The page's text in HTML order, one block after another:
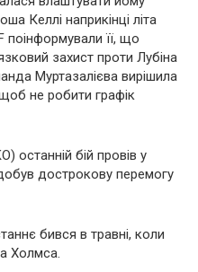
Келлі наприкінці літа
поінформували її, що
захист проти Лубіна
Муртазалієва вирішила
не робити графік
останній бій провів у
дострокову перемогу
бився в травні, коли
Холмса.